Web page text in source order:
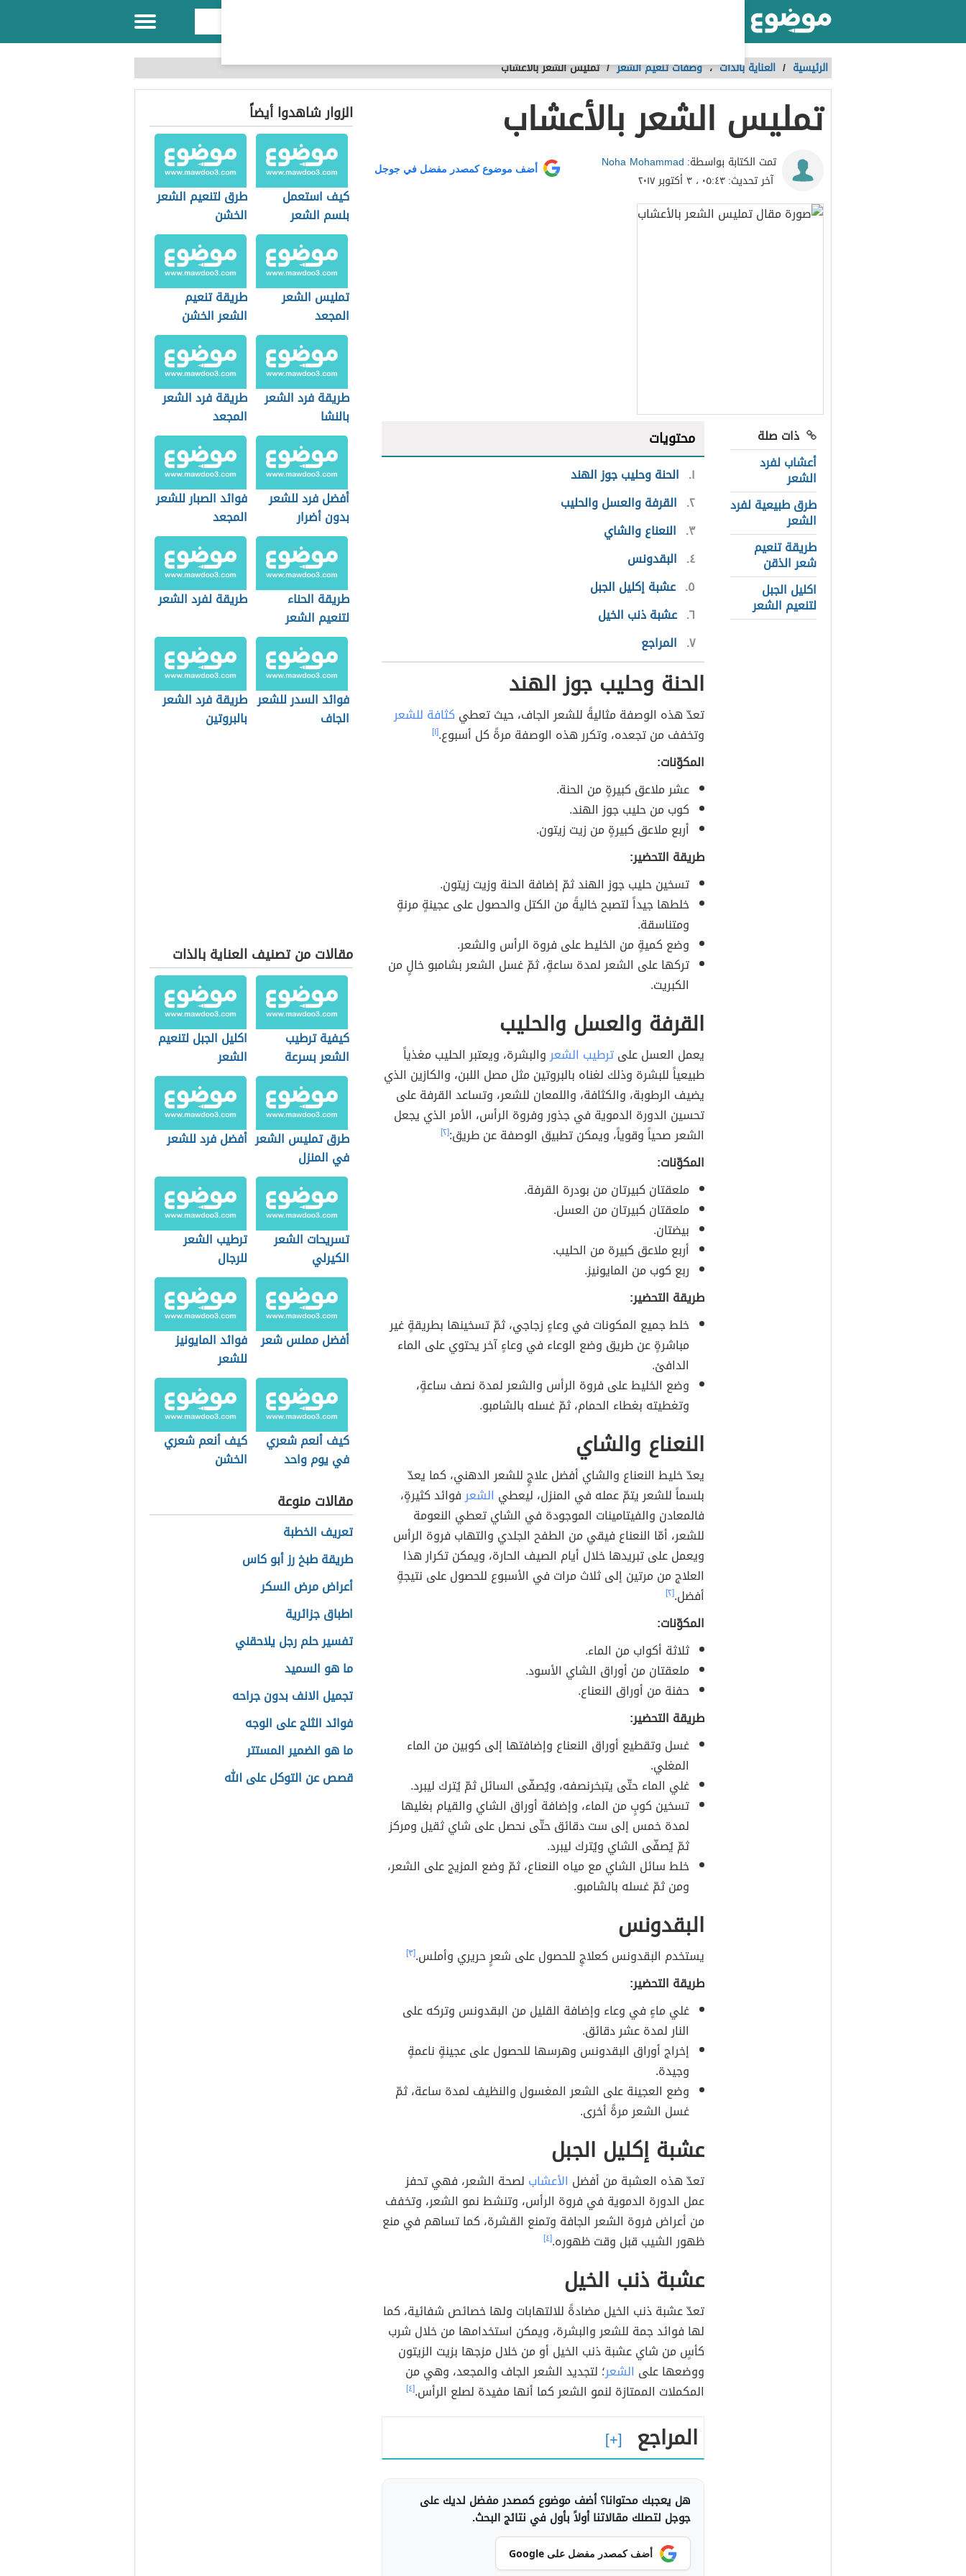
الرئيسية / العناية بالذات،وصفات تنعيم الشعر /تمليس الشعر بالأعشاب
تمليس الشعر بالأعشاب
تمت الكتابة بواسطة: Noha Mohammad
آخر تحديث:٠٥:٤٣ ، ٣ أكتوبر ٢٠١٧
أضف موضوع كمصدر مفضل في جوجل
ذات صلة
أعشاب لفرد
الشعر
طرق طبيعية لفرد
الشعر
طريقة تنعيم
شعر الذقن
اكليل الجبل
لتنعيم الشعر
محتويات
١ الحنة وحليب جوز الهند
٢ القرفة والعسل والحليب
٣ النعناع والشاي
٤ البقدونس
٥ عشبة إكليل الجبل
٦ عشبة ذنب الخيل
٧ المراجع
الحنة وحليب جوز الهند
تعدّ هذه الوصفة مثاليةً للشعر الجاف، حيث تعطي كثافة للشعر
وتخفف من تجعده، وتكرر هذه الوصفة مرةً كل أسبوع.[١]
المكوّنات:
عشر ملاعق كبيرةٍ من الحنة.
كوب من حليب جوز الهند.
أربع ملاعق كبيرةٍ من زيت زيتون.
طريقة التحضير:
تسخين حليب جوز الهند ثمّ إضافة الحنة وزيت زيتون.
خلطها جيداً لتصبح خاليةً من الكتل والحصول على عجينةٍ مرنةٍ
ومتناسقة.
وضع كميةٍ من الخليط على فروة الرأس والشعر.
تركها على الشعر لمدة ساعةٍ، ثمّ غسل الشعر بشامبو خالٍ من
الكبريت.
القرفة والعسل والحليب
يعمل العسل علىترطيب الشعروالبشرة، ويعتبر الحليب مغذياً
طبيعياً للبشرة وذلك لغناه بالبروتين مثل مصل اللبن، والكازين الذي
يضيف الرطوبة، والكثافة، واللمعان للشعر، وتساعد القرفة على
تحسين الدورة الدموية في جذور وفروة الرأس، الأمر الذي يجعل
الشعر صحياً وقوياً، ويمكن تطبيق الوصفة عن طريق:[٢]
المكوّنات:
ملعقتان كبيرتان من بودرة القرفة.
ملعقتان كبيرتان من العسل.
بيضتان.
أربع ملاعق كبيرة من الحليب.
ربع كوب من المايونيز.
طريقة التحضير:
خلط جميع المكونات في وعاءٍ زجاجي، ثمّ تسخينها بطريقةٍ غير
مباشرةٍ عن طريق وضع الوعاء في وعاءٍ آخر يحتوي على الماء
الدافئ.
وضع الخليط على فروة الرأس والشعر لمدة نصف ساعةٍ،
وتغطيته بغطاء الحمام، ثمّ غسله بالشامبو.
النعناع والشاي
يعدّ خليط النعناع والشاي أفضل علاجٍ للشعر الدهني، كما يعدّ
بلسماً للشعر يتمّ عمله في المنزل، ليعطي الشعرفوائد كثيرةٍ،
فالمعادن والفيتامينات الموجودة في الشاي تعطي النعومة
للشعر، أمّا النعناع فيقي من الطفح الجلدي والتهاب فروة الرأس
ويعمل على تبريدها خلال أيام الصيف الحارة، ويمكن تكرار هذا
العلاج من مرتين إلى ثلاث مرات في الأسبوع للحصول على نتيجةٍ
أفضل.[٢]
المكوّنات:
ثلاثة أكواب من الماء.
ملعقتان من أوراق الشاي الأسود.
حفنة من أوراق النعناع.
طريقة التحضير:
غسل وتقطيع أوراق النعناع وإضافتها إلى كوبين من الماء
المغلي.
غلي الماء حتّى يتبخرنصفه، ويُصفّى السائل ثمّ يُترك ليبرد.
تسخين كوبٍ من الماء، وإضافة أوراق الشاي والقيام بغليها
لمدة خمس إلى ست دقائق حتّى نحصل على شاي ثقيل ومركز
ثمّ يُصفّى الشاي ويُترك ليبرد.
خلط سائل الشاي مع مياه النعناع، ثمّ وضع المزيج على الشعر،
ومن ثمّ غسله بالشامبو.
البقدونس
يستخدم البقدونس كعلاجٍ للحصول على شعرٍ حريري وأملس.[٣]
طريقة التحضير:
غلي ماءٍ في وعاء وإضافة القليل من البقدونس وتركه على
النار لمدة عشر دقائق.
إخراج أوراق البقدونس وهرسها للحصول على عجينةٍ ناعمةٍ
وجيدة.
وضع العجينة على الشعر المغسول والنظيف لمدة ساعة، ثمّ
غسل الشعر مرةً أخرى.
عشبة إكليل الجبل
تعدّ هذه العشبة من أفضل الأعشاب لصحة الشعر، فهي تحفز
عمل الدورة الدموية في فروة الرأس، وتنشط نمو الشعر، وتخفف
من أعراض فروة الشعر الجافة وتمنع القشرة، كما تساهم في منع
ظهور الشيب قبل وقت ظهوره.[٤]
عشبة ذنب الخيل
تعدّ عشبة ذنب الخيل مضادةً للالتهابات ولها خصائص شفائية، كما
لها فوائد جمة للشعر والبشرة، ويمكن استخدامها من خلال شرب
كأسٍ من شاي عشبة ذنب الخيل أو من خلال مزجها بزيت الزيتون
ووضعها على الشعر؛ لتجديد الشعر الجاف والمجعد، وهي من
المكملات الممتازة لنمو الشعر كما أنها مفيدة لصلع الرأس.[٤]
المراجع
هل يعجبك محتوانا؟ أضف موضوع كمصدر مفضل لديك على
جوجل لتصلك مقالاتنا أولاً بأول في نتائج البحث.
أضف كمصدر مفضل على Google
الزوار شاهدوا أيضاً
كيف استعمل
بلسم الشعر
طرق لتنعيم الشعر
الخشن
تمليس الشعر
المجعد
طريقة تنعيم
الشعر الخشن
طريقة فرد الشعر
بالنشا
طريقة فرد الشعر
المجعد
أفضل فرد للشعر
بدون أضرار
فوائد الصبار للشعر
المجعد
طريقة الحناء
لتنعيم الشعر
طريقة لفرد الشعر
فوائد السدر للشعر
الجاف
طريقة فرد الشعر
بالبروتين
مقالات من تصنيف العناية بالذات
كيفية ترطيب
الشعر بسرعة
اكليل الجبل لتنعيم
الشعر
طرق تمليس الشعر
في المنزل
أفضل فرد للشعر
تسريحات الشعر
الكيرلي
ترطيب الشعر
للرجال
أفضل مملس شعر
فوائد المايونيز
للشعر
كيف أنعم شعري
في يوم واحد
كيف أنعم شعري
الخشن
مقالات منوعة
تعريف الخطبة
طريقة طبخ رز أبو كاس
أعراض مرض السكر
اطباق جزائرية
تفسير حلم رجل يلاحقني
ما هو السميد
تجميل الانف بدون جراحه
فوائد الثلج على الوجه
ما هو الضمير المستتر
قصص عن التوكل على الله